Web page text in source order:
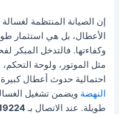
إن الصيانة المنتظمة
الأعطال، بل هي استثمار
وكفاءتها. فالتدخل المبكر
مثل الموتور، ولوحة
احتمالية حدوث أعطال كبيرة
النهضة ويضمن تشغيل
طويلة. عند الاتصال بـ